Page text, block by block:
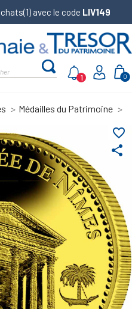
avec le code LIV149
0
1
Médailles du Patrimoine
share
favorite_border